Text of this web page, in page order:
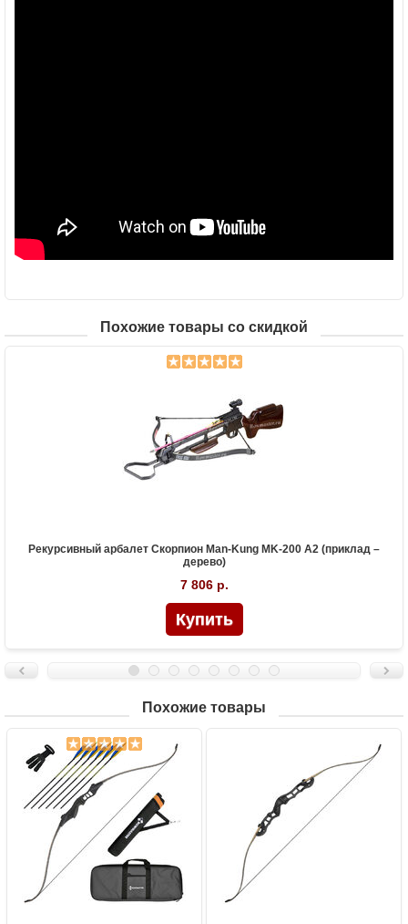
Похожие товары со скидкой
Рекурсивный арбалет Скорпион Man-Kung MK-200 A2 (приклад –
дерево)
7 806 р.
Похожие товары